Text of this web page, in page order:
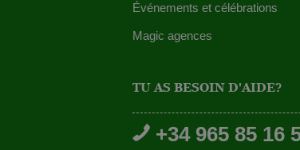
Événements et célébrations
Magic agences
TU AS BESOIN D'AIDE?
+34 965 85 16